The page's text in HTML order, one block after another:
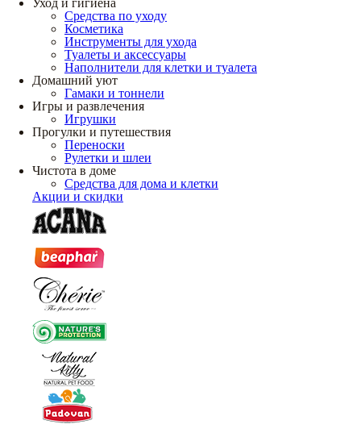
Уход и гигиена
Средства по уходу
Косметика
Инструменты для ухода
Туалеты и аксессуары
Наполнители для клетки и туалета
Домашний уют
Гамаки и тоннели
Игры и развлечения
Игрушки
Прогулки и путешествия
Переноски
Рулетки и шлеи
Чистота в доме
Средства для дома и клетки
Акции и скидки